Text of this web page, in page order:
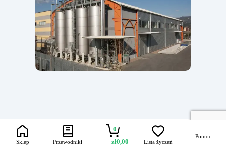
Sklep Przewodniki
0
zł0,00 Lista życzeń
Pomoc